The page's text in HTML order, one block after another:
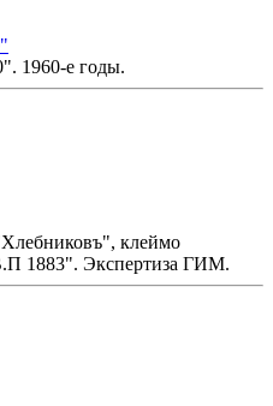
1960-е годы.
клеймо
1883". Экспертиза ГИМ.